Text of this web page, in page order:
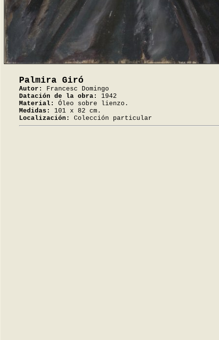
Palmira Giró
Autor:
Francesc Domingo
Datación de la obra:
1942
Material:
Óleo sobre lienzo.
Medidas:
101 x 82 cm.
Localización:
Colección particular